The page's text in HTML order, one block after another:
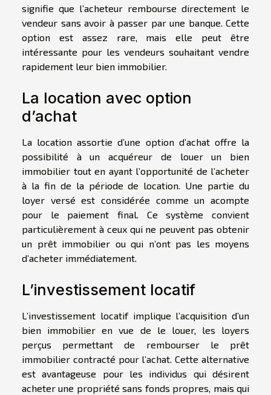
signifie que l’acheteur rembourse directement le
vendeur sans avoir à passer par une banque. Cette
option est assez rare, mais elle peut être
intéressante pour les vendeurs souhaitant vendre
rapidement leur bien immobilier.
La location avec option
d’achat
La location assortie d’une option d’achat offre la
possibilité à un acquéreur de louer un bien
immobilier tout en ayant l’opportunité de l’acheter
à la fin de la période de location. Une partie du
loyer versé est considérée comme un acompte
pour le paiement final. Ce système convient
particulièrement à ceux qui ne peuvent pas obtenir
un prêt immobilier ou qui n’ont pas les moyens
d’acheter immédiatement.
L’investissement locatif
L’investissement locatif implique l’acquisition d’un
bien immobilier en vue de le louer, les loyers
perçus permettant de rembourser le prêt
immobilier contracté pour l’achat. Cette alternative
est avantageuse pour les individus qui désirent
acheter une propriété sans fonds propres, mais qui